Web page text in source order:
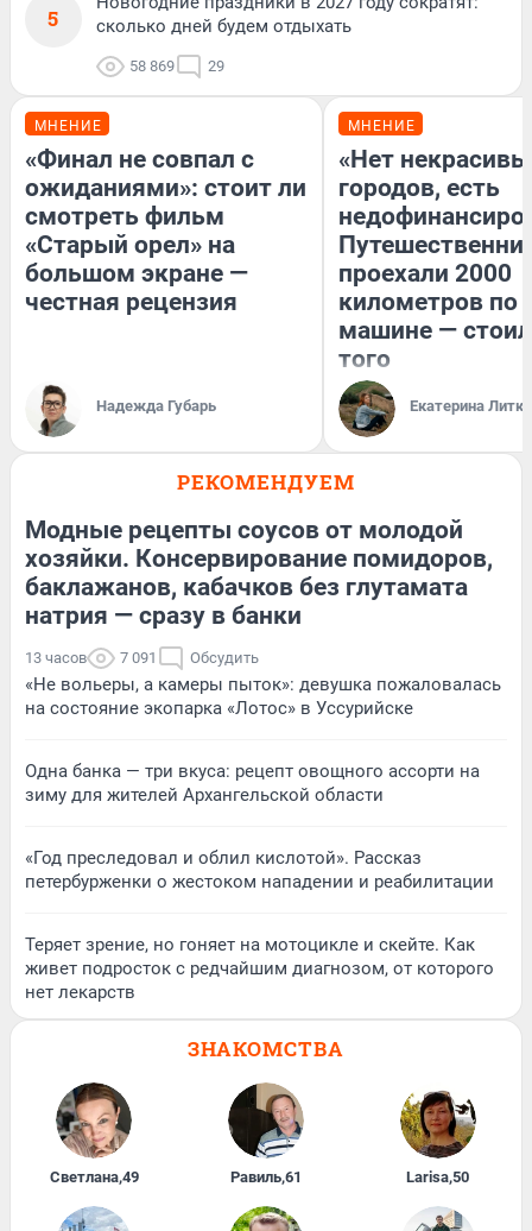
5
сколько дней будем отдыхать
58 869 29
МНЕНИЕ
«Финал не совпал с
ожиданиями»: стоит ли
смотреть фильм
«Старый орел» на
большом экране —
честная рецензия
Надежда Губарь
МНЕНИЕ
«Нет
городов, есть
проехали 2000
километров по
машине —
того
Екатерина
РЕКОМЕНДУЕМ
Модные рецепты соусов от молодой
хозяйки. Консервирование помидоров,
баклажанов, кабачков без глутамата
натрия — сразу в банки
13 часов 7 091 Обсудить
«Не вольеры, а камеры пыток»: девушка пожаловалась
на состояние экопарка «Лотос» в Уссурийске
Одна банка — три вкуса: рецепт овощного ассорти на
зиму для жителей Архангельской области
«Год преследовал и облил кислотой». Рассказ
петербурженки о жестоком нападении и реабилитации
Теряет зрение, но гоняет на мотоцикле и скейте. Как
живет подросток с редчайшим диагнозом, от которого
нет лекарств
ЗНАКОМСТВА
Светлана,49 Равиль,61 Larisa,50